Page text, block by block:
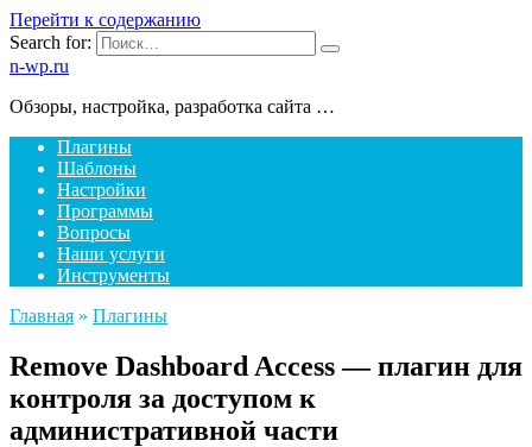
Перейти к содержанию
Search for:
n-wp.ru
Обзоры, настройка, разработка сайта …
Плагины
Шаблоны
Настройки
Программы
Вопросы
Наши услуги
Инструменты
Главная » Плагины
Remove Dashboard Access — плагин для
контроля за доступом к
административной части